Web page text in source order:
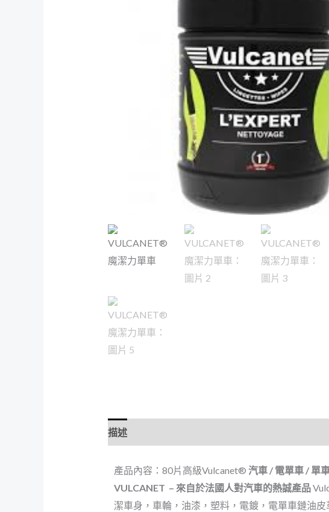
描述
產品內容：80片高級Vulcanet® 汽車 / 電單車 / 單
VULCANET – 來自於法國人對汽車的熱誠產品
潔車身，車輪，油漆，塑料，電鍍，電單車鏈油